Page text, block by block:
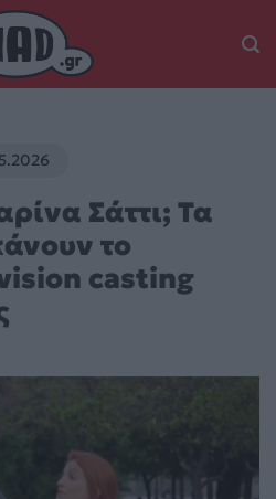
Σάττι; Τα
το
casting